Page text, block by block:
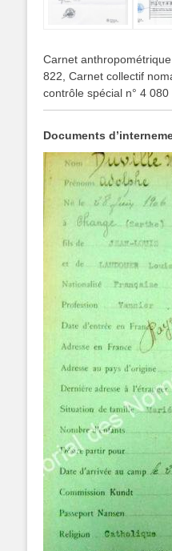
Carnet
822, Carnet collectif
contrôle spécial n° 4 080
Documents